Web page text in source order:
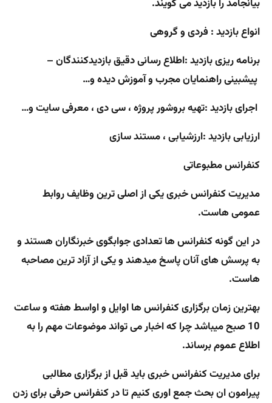
بیانجامد را بازدید می گویند.
انواع بازدید : فردی و گروهی
برنامه ریزی بازدید :اطلاع رسانی دقیق بازدیدکنندگان–
پیشبینی راهنمایان مجرب و آموزش دیدهو…
اجرای بازدید :تهیه بروشور پروژه ، سی دی ، معرفی سایت و…
ارزیابی بازدید :ارزشیابی ، مستند سازی
کنفرانس مطبوعاتی
مدیریت کنفرانس خبری یکی از اصلی ترین وظایف روابط
عمومی هاست.
در این گونه کنفرانس ها تعدادیجوابگوی خبرنگاران هستند و
به پرسش های آنان پاسخ میدهند و یکی از آزاد ترین مصاحبه
هاست.
بهترین زمان برگزاری کنفرانس ها اوایل و اواسط هفته و ساعت
10 صبح میباشد چرا که اخبار می تواند موضوعات مهم را به
اطلاع عموم برساند.
برای مدیریت کنفرانس خبری باید قبل از برگزاری مطالبی
پیرامون ان بحث جمع اوری کنیم تا در کنفرانس حرفی برای زدن